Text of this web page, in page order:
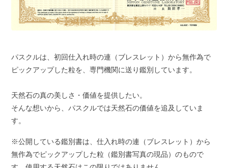
パスクルは、初回仕入れ時の連（ブレスレット）から無作為で
ピックアップした粒を、専門機関に送り鑑別しています。
天然石の真の美しさ・価値を提供したい。
そんな想いから、パスクルでは天然石の価値を追及していま
す。
※公開している鑑別書は、仕入れ時の連（ブレスレット）から
無作為でピックアップした粒（鑑別書写真の現品）のもので